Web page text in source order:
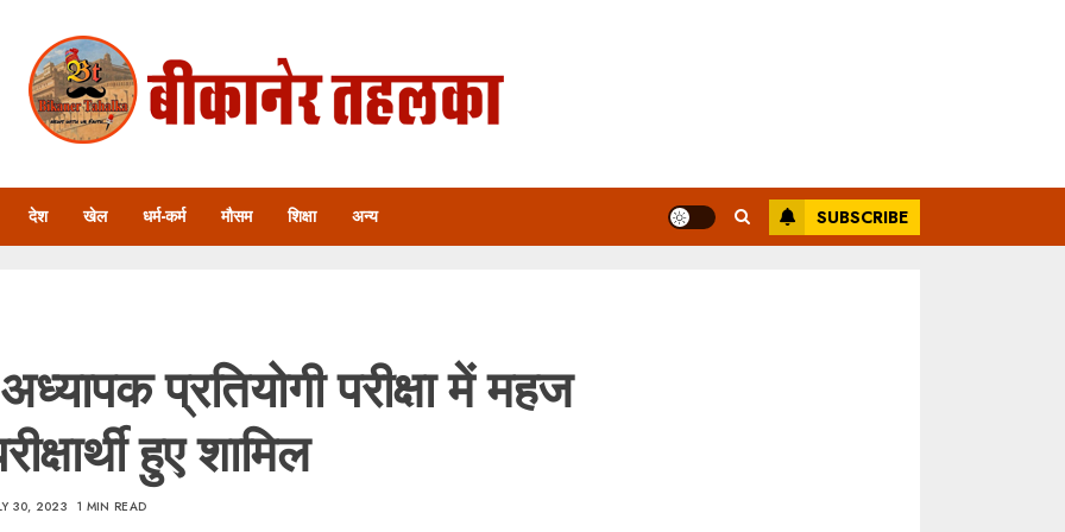
देश खेल धर्म-कर्म मौसम शिक्षा अन्य SUBSCRIBE
प्रतियोगी परीक्षा में महज
हुए शामिल
30, 2023 1 MIN READ